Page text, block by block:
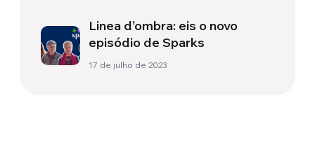
Linea d’ombra: eis o novo
episódio de Sparks
17 de julho de 2023